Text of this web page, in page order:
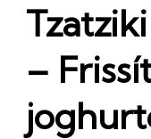
–